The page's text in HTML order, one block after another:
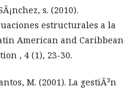
s. (2010).
estructurales a la
American and Caribbean
, 4 (1), 23-30.
M. (2001). La gestiÃ³n